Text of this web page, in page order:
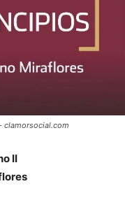
clamorsocial.com
II